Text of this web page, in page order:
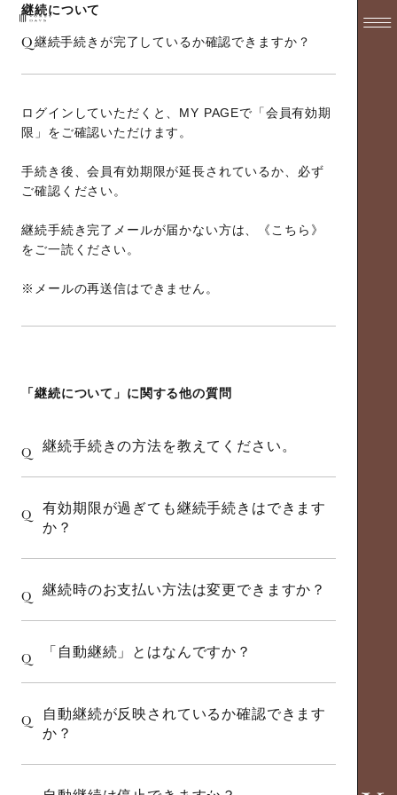
継続について
Q継続手続きが完了しているか確認できますか？
ログインしていただくと、MY PAGEで「会員有効期
限」をご確認いただけます。
手続き後、会員有効期限が延長されているか、必ず
ご確認ください。
継続手続き完了メールが届かない方は、《 こちら 》
をご一読ください。
※メールの再送信はできません。
「継続について」に関する他の質問
Q 継続手続きの方法を教えてください。
Q
有効期限が過ぎても継続手続きはできます
か？
Q 継続時のお支払い方法は変更できますか？
Q 「自動継続」とはなんですか？
Q
自動継続が反映されているか確認できます
か？